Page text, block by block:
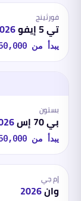
فورثينج
تي 5 إيفو
يبدأ من
بستون
بي 70 إس
يبدأ من
إم جي
وان2026